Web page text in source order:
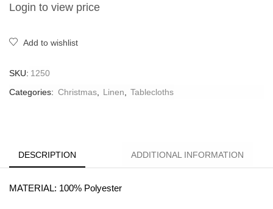
Login to view price
Add to wishlist
SKU: 1250
Categories: Christmas Linen Tablecloths
DESCRIPTION ADDITIONAL INFORMATION
MATERIAL: 100% Polyester